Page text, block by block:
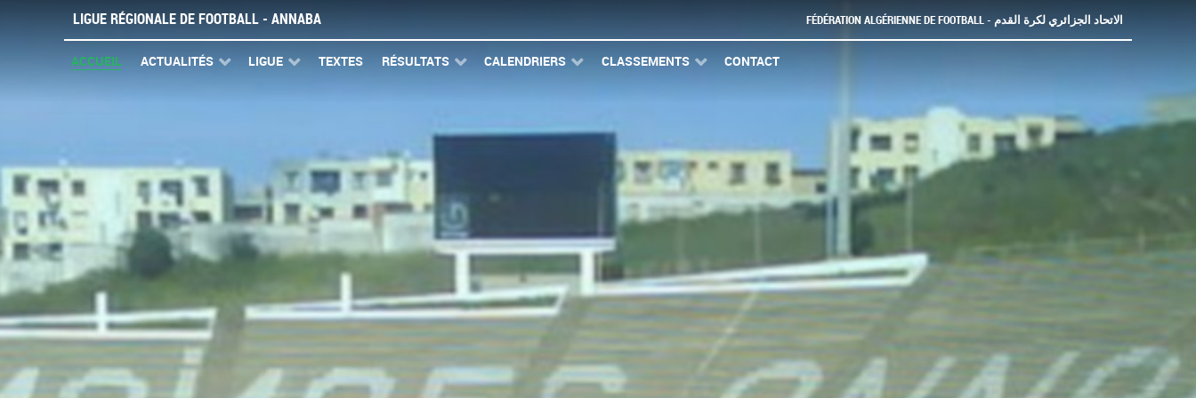
LIGUE RÉGIONALE DE FOOTBALL - ANNABA FÉDÉRATION ALGÉRIENNE DE FOOTBALL - الاتحاد الجزائري لكرة القدم
ACCUEIL ACTUALITÉS LIGUE TEXTES RÉSULTATS CALENDRIERS CLASSEMENTS CONTACT